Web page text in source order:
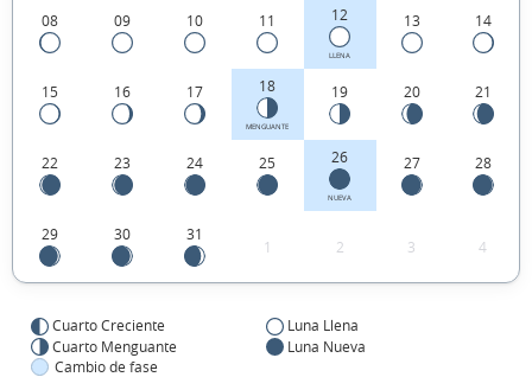
Colombia.
08 09 10 11 12
LLENA
13 14
15 16 17 18
MENGUANTE
19 20 21
22 23 24 25 26
NUEVA
27 28
29 30 31
1 2 3 4
Cuarto Creciente
Luna Llena
Cuarto Menguante
Luna Nueva
Cambio de fase